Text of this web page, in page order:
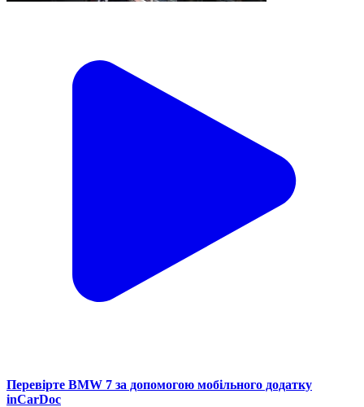
Перевірте BMW 7 за допомогою мобільного додатку
inCarDoc